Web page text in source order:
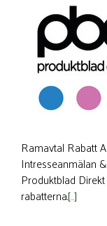
Ramavtal Rabatt
Intresseanmälan
Produktblad
rabatterna.[…]